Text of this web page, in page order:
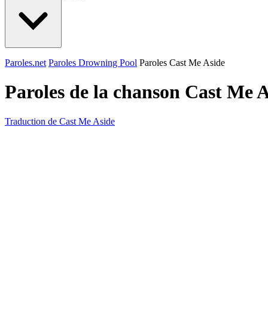
Paroles.net Paroles Drowning Pool Paroles Cast Me Aside
Paroles de la chanson Cast Me
Traduction de Cast Me Aside